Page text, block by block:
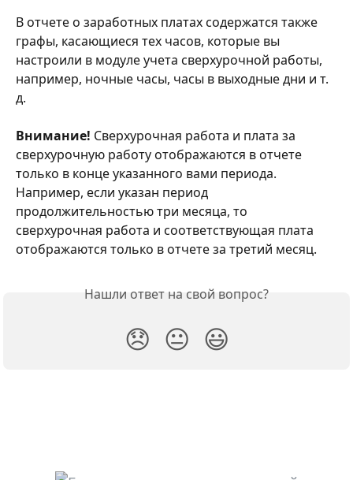
В отчете о заработных платах содержатся также
графы, касающиеся тех часов, которые вы
настроили в модуле учета сверхурочной работы,
например, ночные часы, часы в выходные дни и т.
д.
Внимание! Сверхурочная работа и плата за
сверхурочную работу отображаются в отчете
только в конце указанного вами периода.
Например, если указан период
продолжительностью три месяца, то
сверхурочная работа и соответствующая плата
отображаются только в отчете за третий месяц.
Нашли ответ на свой вопрос?
😞 😐 😃